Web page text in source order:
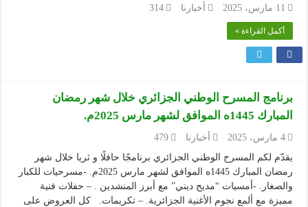
11 مارس، 2025 أخبارنا 314
أكمل القراءة »
برنامج المسرح الوطني الجزائري خلال شهر رمضان
المبارك 1445ه الموافق لشهر مارس 2025م.
4 مارس، 2025 أخبارنا
479
يقدّم لكم المسرح الوطني الجزائري برنامجًا حافلًا و ثريا خلال شهر
رمضان المبارك 1445ه الموافق لشهر مارس 2025م. -مسرحيات للكبار
والصغار. -أمسيات “مديح ديني” مع أبرز المنشدين . – حفلات فنية
مميزة مع ألمع نجوم الأغنية الجزائرية. – تكريمات. كل العروض على